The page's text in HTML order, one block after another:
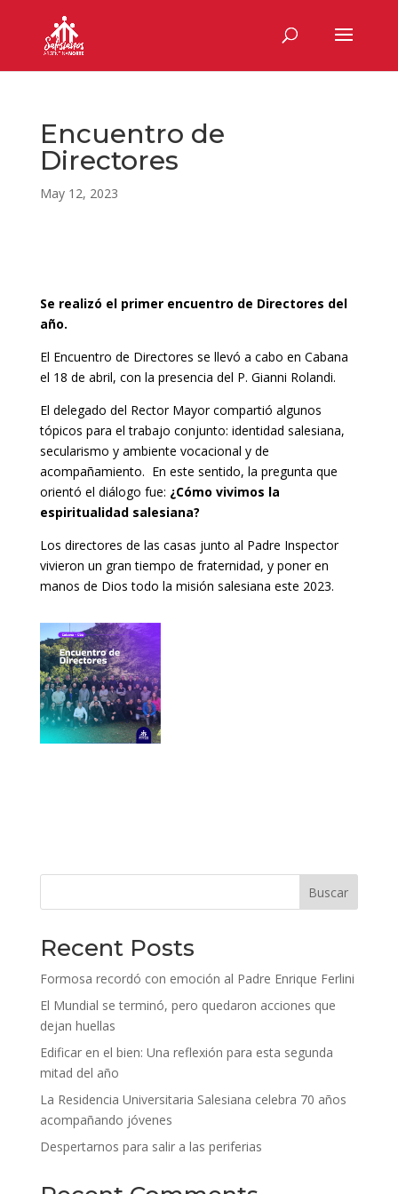
Encuentro de
Directores
May 12, 2023
Se realizó el primer encuentro de Directores del
año.
El Encuentro de Directores se llevó a cabo en Cabana
el 18 de abril, con la presencia del P. Gianni Rolandi.
El delegado del Rector Mayor compartió algunos
tópicos para el trabajo conjunto: identidad salesiana,
secularismo y ambiente vocacional y de
acompañamiento. En este sentido, la pregunta que
orientó el diálogo fue: ¿Cómo vivimos la
espiritualidad salesiana?
Los directores de las casas junto al Padre Inspector
vivieron un gran tiempo de fraternidad, y poner en
manos de Dios todo la misión salesiana este 2023.
Buscar
Recent Posts
Formosa recordó con emoción al Padre Enrique Ferlini
El Mundial se terminó, pero quedaron acciones que
dejan huellas
Edificar en el bien: Una reflexión para esta segunda
mitad del año
La Residencia Universitaria Salesiana celebra 70 años
acompañando jóvenes
Despertarnos para salir a las periferias